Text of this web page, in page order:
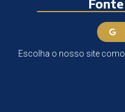
Escolha o nosso site